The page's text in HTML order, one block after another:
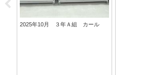
2025年10月 ３年Ａ組 カール